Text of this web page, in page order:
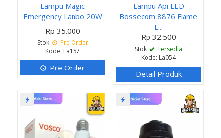
Lampu Magic
Emergency Lanbo 20W
Rp 35.000
Stok:
Pre Order
Kode: La167
Pre Order
Lampu Api LED
Bossecom 8876 Flame
L...
Rp 32.500
Stok:
Tersedia
Kode: La054
Detail Produk